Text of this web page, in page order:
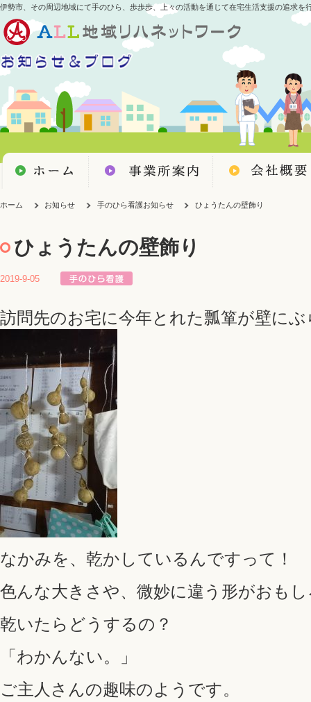
伊勢市、その周辺地域にて手のひら、歩歩歩、上々の活動を通じて在宅生活支援の追求を
ホーム お知らせ 手のひら看護お知らせ ひょうたんの壁飾り
ひょうたんの壁飾り
2019-9-05
訪問先のお宅に今年とれた瓢箪が壁に
なかみを、乾かしているんですって！
色んな大きさや、微妙に違う形がおも
乾いたらどうするの？
「わかんない。」
ご主人さんの趣味のようです。